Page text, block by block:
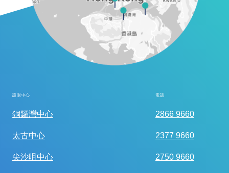
護眼中心 電話
銅鑼灣中心 2866 9660
太古中心 2377 9660
尖沙咀中心 2750 9660